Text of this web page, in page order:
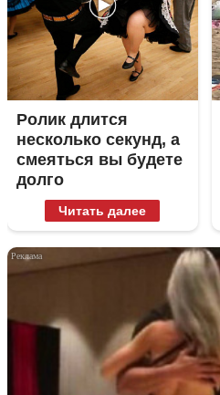
Ролик длится
несколько секунд, а
смеяться вы будете
долго
Читать далее